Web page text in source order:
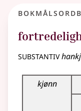
substantiv
Bøyingstabell
kjønn